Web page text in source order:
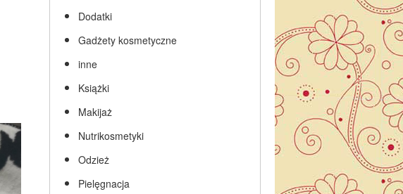
Dodatki
Gadżety kosmetyczne
inne
Książki
Makijaż
Nutrikosmetyki
Odzież
Pielęgnacja